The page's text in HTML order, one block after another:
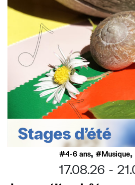
4-6 ans, Musique,
17.08.26